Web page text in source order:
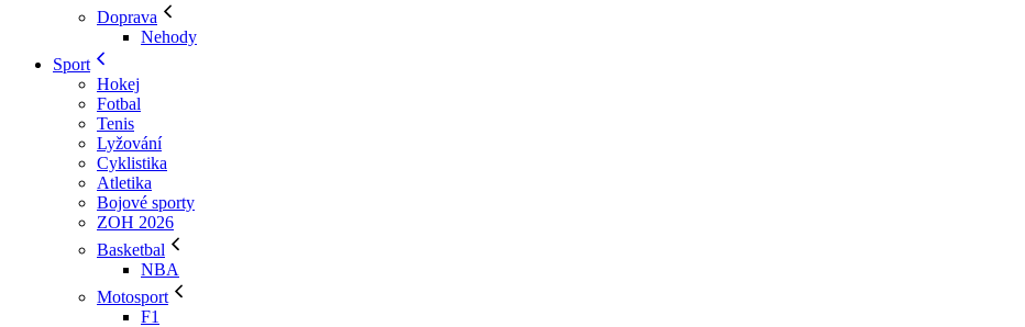
Doprava
Nehody
Sport
Hokej
Fotbal
Tenis
Lyžování
Cyklistika
Atletika
Bojové sporty
ZOH 2026
Basketbal
NBA
Motosport
F1